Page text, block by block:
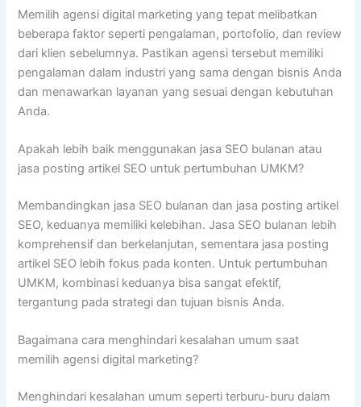
Memilih agensi digital marketing yang tepat melibatkan
beberapa faktor seperti pengalaman, portofolio, dan review
dari klien sebelumnya. Pastikan agensi tersebut memiliki
pengalaman dalam industri yang sama dengan bisnis Anda
dan menawarkan layanan yang sesuai dengan kebutuhan
Anda.
Apakah lebih baik menggunakan jasa SEO bulanan atau
jasa posting artikel SEO untuk pertumbuhan UMKM?
Membandingkan jasa SEO bulanan dan jasa posting artikel
SEO, keduanya memiliki kelebihan. Jasa SEO bulanan lebih
komprehensif dan berkelanjutan, sementara jasa posting
artikel SEO lebih fokus pada konten. Untuk pertumbuhan
UMKM, kombinasi keduanya bisa sangat efektif,
tergantung pada strategi dan tujuan bisnis Anda.
Bagaimana cara menghindari kesalahan umum saat
memilih agensi digital marketing?
Menghindari kesalahan umum seperti terburu-buru dalam